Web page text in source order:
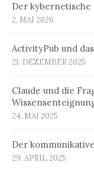
Der kybernetische
2. MAI 2026
ActivityPub und
21. DEZEMBER 2025
Claude und die
24. MAI 2025
Der
29. APRIL 2025